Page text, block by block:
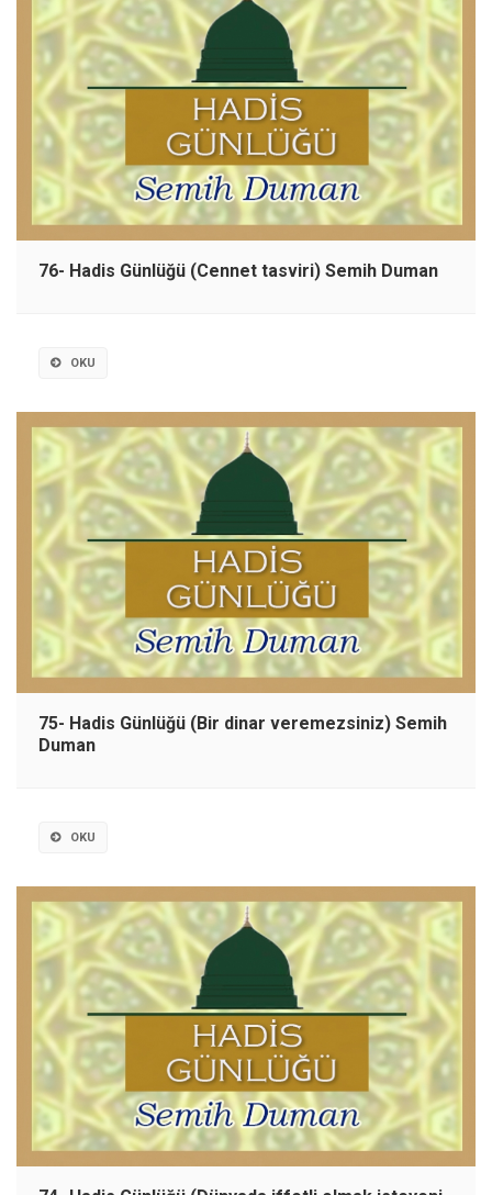
76- Hadis Günlüğü (Cennet tasviri) Semih Duman
OKU
75- Hadis Günlüğü (Bir dinar veremezsiniz) Semih
Duman
OKU